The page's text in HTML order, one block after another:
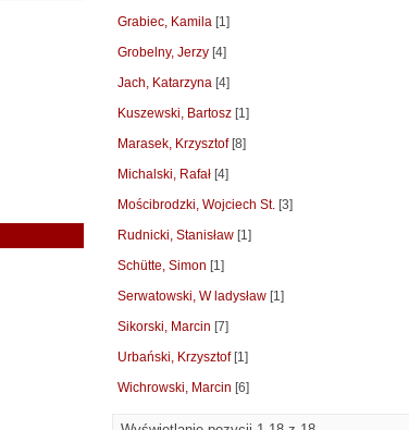
Grabiec, Kamila [1]
Grobelny, Jerzy [4]
Jach, Katarzyna [4]
Kuszewski, Bartosz [1]
Marasek, Krzysztof[8]
Michalski, Rafał [4]
Mościbrodzki, Wojciech St. [3]
Rudnicki, Stanisław [1]
Schütte, Simon [1]
Serwatowski, W ladysław [1]
Sikorski, Marcin [7]
Urbański, Krzysztof[1]
Wichrowski, Marcin [6]